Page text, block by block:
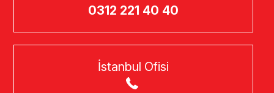
0312 221 40 40
İstanbul Ofisi